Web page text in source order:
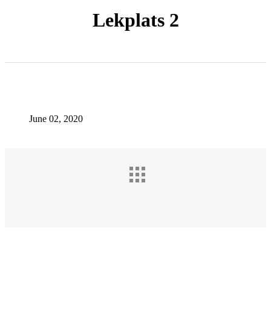
Lekplats 2
June 02, 2020